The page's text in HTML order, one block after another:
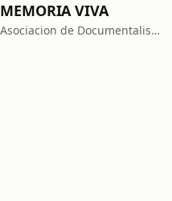
MEMORIA VIVA
Asociacion de Documentalistas de Puerto Rico